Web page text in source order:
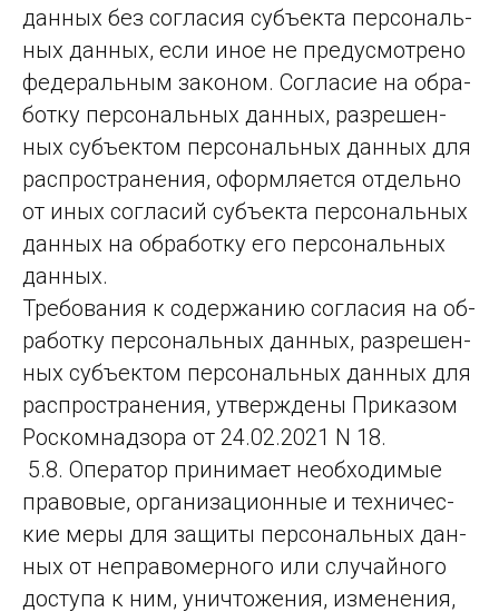
дан­ных без сог­ла­сия субъ­ек­та пер­со­наль­
ных дан­ных, ес­ли иное не пре­дус­мот­ре­но
фе­де­раль­ным за­ко­ном. Сог­ла­сие на об­ра­
бот­ку пер­со­наль­ных дан­ных, раз­ре­шен­
ных субъ­ек­том пер­со­наль­ных дан­ных для
рас­прос­тра­не­ния, офор­мля­ет­ся от­дель­но
от иных сог­ла­сий субъ­ек­та пер­со­наль­ных
дан­ных на об­ра­бот­ку его пер­со­наль­ных
дан­ных.
Требо­ва­ния к со­дер­жа­нию сог­ла­сия на об­
ра­бот­ку пер­со­наль­ных дан­ных, раз­ре­шен­
ных субъ­ек­том пер­со­наль­ных дан­ных для
рас­прос­тра­не­ния, ут­вер­жде­ны При­ка­зом
Рос­ком­над­зо­ра от 24.02.2021 N 18.
5.8. Опе­ра­тор при­ни­ма­ет не­об­хо­ди­мые
пра­во­вые, ор­га­ни­за­ци­он­ные и тех­ни­чес­
кие ме­ры для за­щи­ты пер­со­наль­ных дан­
ных от неп­ра­во­мер­но­го или слу­чай­но­го
дос­ту­па к ним, унич­то­же­ния, из­ме­не­ния,